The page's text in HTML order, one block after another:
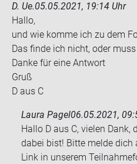
D. Ue.05.05.2021, 19:14 Uhr
Hallo,
und wie komme ich zu dem
Das finde ich nicht, oder
Danke für eine Ant­wort
Gruß
D aus C
Laura Pagel06.05.2021,
Hallo D aus C, vielen Dank,
dabei bist! Bitte melde dich
Link in unserem